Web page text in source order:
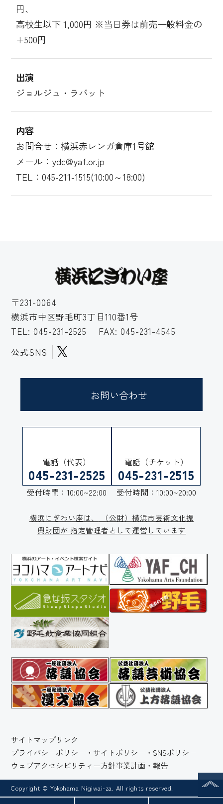
円、
高校生以下 1,000円 ※当日券は前売一般料金の
+500円
出演
ジョルジュ・ラバット
内容
お問合せ：横浜赤レンガ倉庫1号館
メール：ydc@yaf.or.jp
TEL：045-211-1515(10:00～18:00)
〒231-0064
横浜市中区野毛町3丁目110番1号
TEL: 045-231-2525
FAX: 045-231-4545
公式SNS
お問い合わせ
電話（代表）
045-231-2525
受付時間：10:00~22:00
電話（チケット）
045-231-2515
受付時間：10:00~20:00
横浜にぎわい座は、
（公財）横浜市芸術文化振
興財団が 指定管理者として運営しています
サイトマップリンク
プライバシーポリシー・サイトポリシー・SNSポリシー
ウェブアクセシビリティー方針事業計画・報告
Copyright © Yokohama Nigiwai-za. All rights reserved.